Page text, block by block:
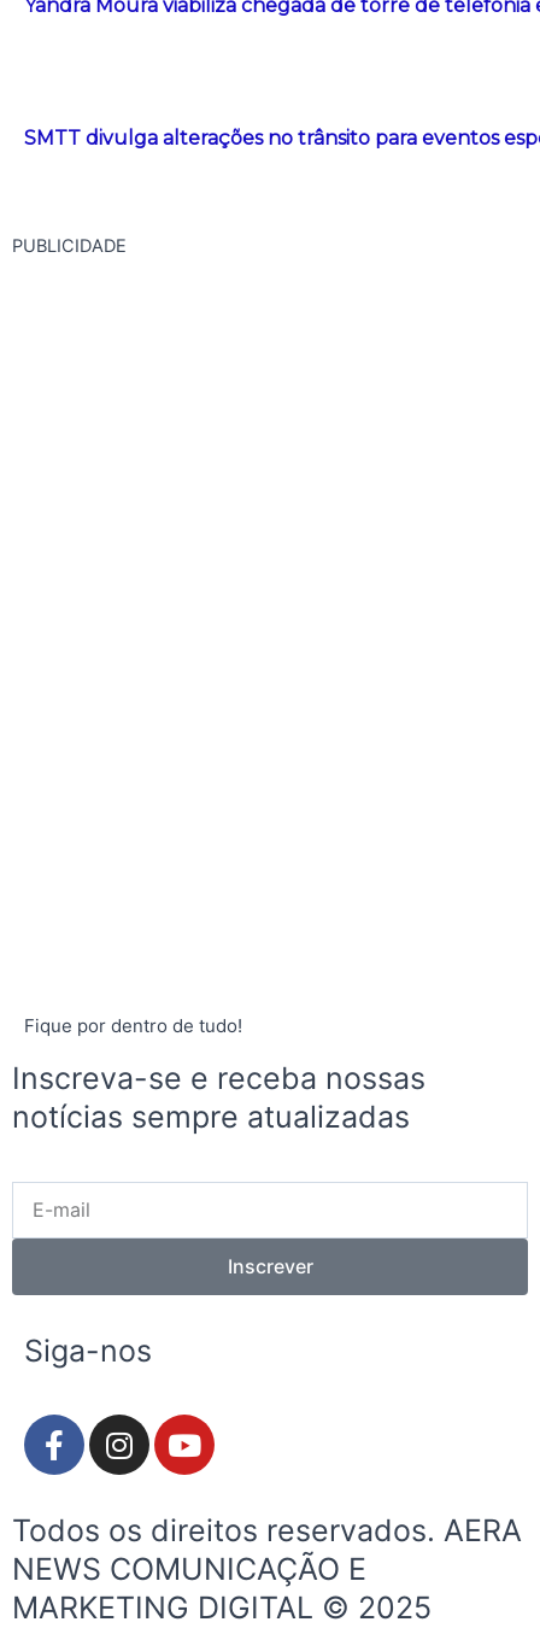
Yandra Moura viabiliza chegada de torre de telefonia
SMTT divulga alterações no trânsito para eventos
PUBLICIDADE
Fique por dentro de tudo!
Inscreva-se e receba nossas
notícias sempre atualizadas
mail
Inscrever
Siga-nos
F
a
e
b
o
o
I
n
t
a
g
r
Y
o
t
u
b
e
Todos os direitos reservados. AERA
NEWS COMUNICAÇÃO E
MARKETING DIGITAL © 2025